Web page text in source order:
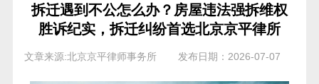
拆迁遇到不公怎么办？房屋违法强拆维权
胜诉纪实，拆迁纠纷首选北京京平律所
文章来源:北京京平律师事务所 发布日期：2026-07-07